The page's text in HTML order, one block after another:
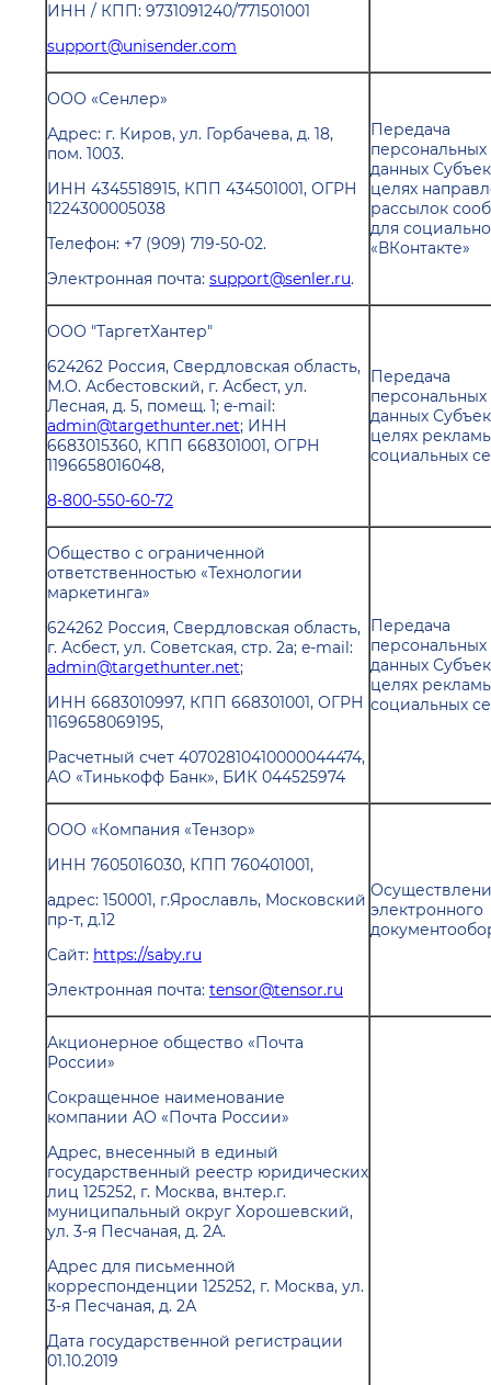
ИНН / КПП: 9731091240/771501001
support@unisender.com
ООО «Сенлер»
Адрес: г. Киров, ул. Горбачева, д. 18,
пом. 1003.
ИНН 4345518915, КПП 434501001, ОГРН
1224300005038
Телефон: +7 (909) 719-50-02.
Электронная почта: support@senler.ru.
Передача
персональных
данных
целях
рассылок
для
«ВКонтакте»
ООО "ТаргетХантер"
624262 Россия, Свердловская область,
М.О. Асбестовский, г. Асбест, ул.
Лесная, д. 5, помещ. 1; e-mail:
admin@targethunter.net; ИНН
6683015360, КПП 668301001, ОГРН
1196658016048,
8-800-550-60-72
Передача
персональных
данных
целях
социальных
Общество с ограниченной
ответственностью «Технологии
маркетинга»
624262 Россия, Свердловская область,
г. Асбест, ул. Советская, стр. 2а; e-mail:
admin@targethunter.net;
ИНН 6683010997, КПП 668301001, ОГРН
1169658069195,
Расчетный счет 40702810410000044474,
АО «Тинькофф Банк», БИК 044525974
Передача
персональных
данных
целях
социальных
ООО «Компания «Тензор»
ИНН 7605016030, КПП 760401001,
адрес: 150001, г.Ярославль, Московский
пр-т, д.12
Сайт: https://saby.ru
Электронная почта: tensor@tensor.ru
электронного
Акционерное общество «Почта
России»
Сокращенное наименование
компании АО «Почта России»
Адрес, внесенный в единый
государственный реестр юридических
лиц 125252, г. Москва, вн.тер.г.
муниципальный округ Хорошевский,
ул. 3-я Песчаная, д. 2А.
Адрес для письменной
корреспонденции 125252, г. Москва, ул.
3-я Песчаная, д. 2А
Дата государственной регистрации
01.10.2019